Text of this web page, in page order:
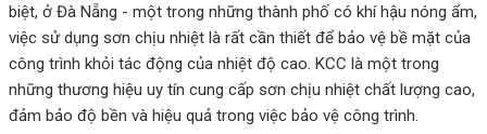
biệt, ở Đà Nẵng - một trong những thành phố có khí hậu nóng ẩm,
việc sử dụng sơn chịu nhiệt là rất cần thiết để bảo vệ bề mặt của
công trình khỏi tác động của nhiệt độ cao. KCC là một trong
những thương hiệu uy tín cung cấp sơn chịu nhiệt chất lượng cao,
đảm bảo độ bền và hiệu quả trong việc bảo vệ công trình.